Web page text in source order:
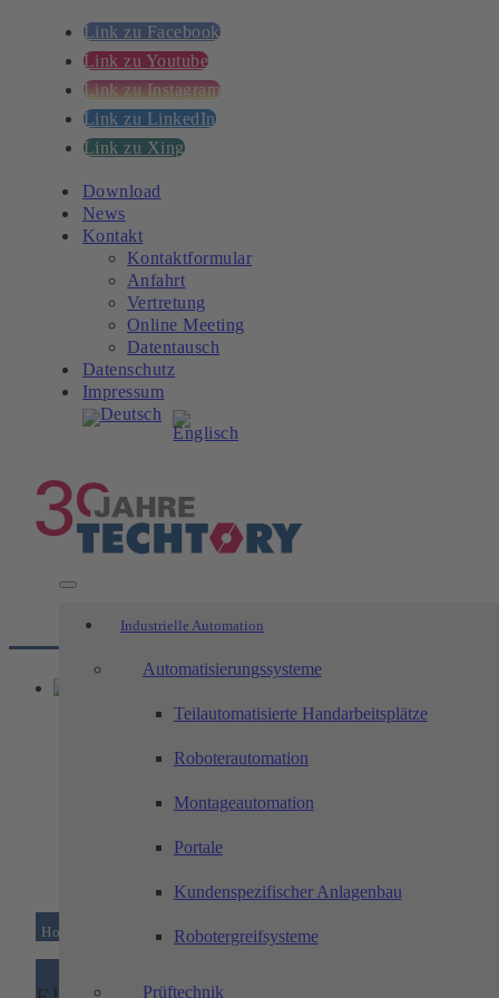
Link zu Facebook
Link zu Youtube
Link zu Instagram
Link zu LinkedIn
Link zu Xing
Download
News
Kontakt
Kontaktformular
Anfahrt
Vertretung
Online Meeting
Datentausch
Datenschutz
Impressum
Industrielle Automation
Automatisierungssysteme
Teilautomatisierte Handarbeitsplätze
Roboterautomation
Montageautomation
Portale
Kundenspezifischer Anlagenbau
Robotergreifsysteme
Prüftechnik
Home Branchen / Elektro- und Energietechnik